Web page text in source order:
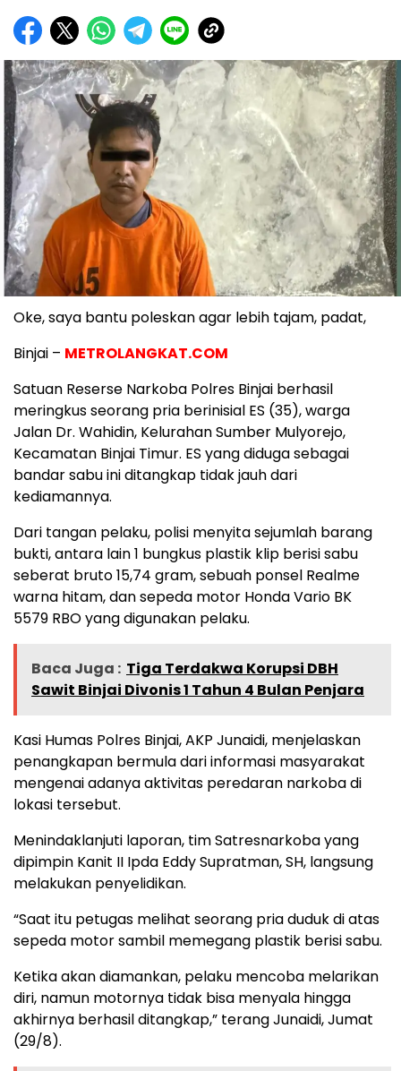
Oke, saya bantu poleskan agar lebih tajam, padat,
Binjai – METROLANGKAT.COM
Satuan Reserse Narkoba Polres Binjai berhasil
meringkus seorang pria berinisial ES (35), warga
Jalan Dr. Wahidin, Kelurahan Sumber Mulyorejo,
Kecamatan Binjai Timur. ES yang diduga sebagai
bandar sabu ini ditangkap tidak jauh dari
kediamannya.
Dari tangan pelaku, polisi menyita sejumlah barang
bukti, antara lain 1 bungkus plastik klip berisi sabu
seberat bruto 15,74 gram, sebuah ponsel Realme
warna hitam, dan sepeda motor Honda Vario BK
5579 RBO yang digunakan pelaku.
Baca Juga : Tiga Terdakwa Korupsi DBH
Sawit Binjai Divonis 1 Tahun 4 Bulan Penjara
Kasi Humas Polres Binjai, AKP Junaidi, menjelaskan
penangkapan bermula dari informasi masyarakat
mengenai adanya aktivitas peredaran narkoba di
lokasi tersebut.
Menindaklanjuti laporan, tim Satresnarkoba yang
dipimpin Kanit II Ipda Eddy Supratman, SH, langsung
melakukan penyelidikan.
“Saat itu petugas melihat seorang pria duduk di atas
sepeda motor sambil memegang plastik berisi sabu.
Ketika akan diamankan, pelaku mencoba melarikan
diri, namun motornya tidak bisa menyala hingga
akhirnya berhasil ditangkap,” terang Junaidi, Jumat
(29/8).